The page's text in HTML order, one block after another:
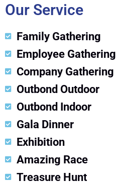
Our Service
Family Gathering
Employee Gathering
Company Gathering
Outbond Outdoor
Outbond Indoor
Gala Dinner
Exhibition
Amazing Race
Treasure Hunt